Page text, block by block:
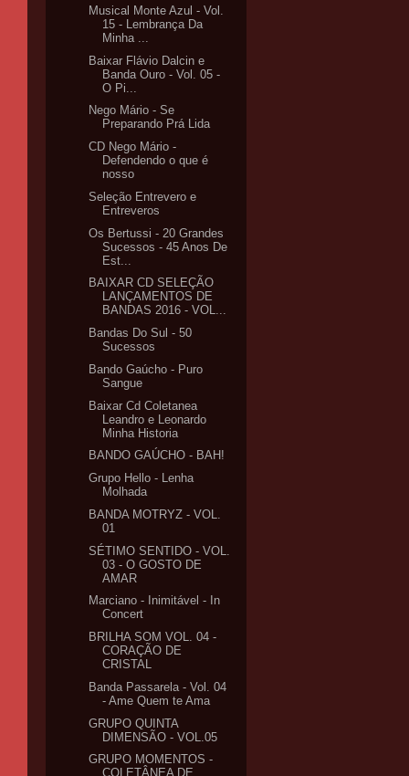
Musical Monte Azul - Vol.
15 - Lembrança Da
Minha ...
Baixar Flávio Dalcin e
Banda Ouro - Vol. 05 -
O Pi...
Nego Mário - Se
Preparando Prá Lida
CD Nego Mário -
Defendendo o que é
nosso
Seleção Entrevero e
Entreveros
Os Bertussi - 20 Grandes
Sucessos - 45 Anos De
Est...
BAIXAR CD SELEÇÃO
LANÇAMENTOS DE
BANDAS 2016 - VOL...
Bandas Do Sul - 50
Sucessos
Bando Gaúcho - Puro
Sangue
Baixar Cd Coletanea
Leandro e Leonardo
Minha Historia
BANDO GAÚCHO - BAH!
Grupo Hello - Lenha
Molhada
BANDA MOTRYZ - VOL.
01
SÉTIMO SENTIDO - VOL.
03 - O GOSTO DE
AMAR
Marciano - Inimitável - In
Concert
BRILHA SOM VOL. 04 -
CORAÇÃO DE
CRISTAL
Banda Passarela - Vol. 04
- Ame Quem te Ama
GRUPO QUINTA
DIMENSÃO - VOL.05
GRUPO MOMENTOS -
COLETÂNEA DE